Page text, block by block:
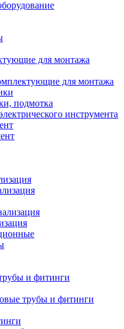
для монтажа
для монтажа
подмотка
инструмента
и фитинги
трубы и фитинги